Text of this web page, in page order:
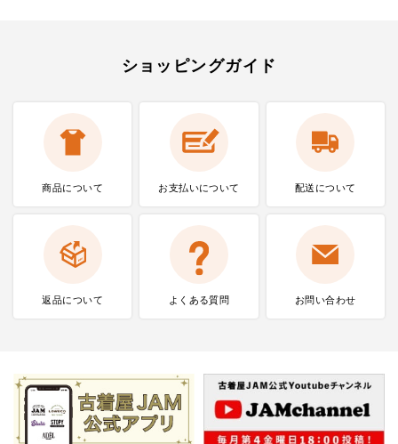
ショッピングガイド
商品について お支払いについて 配送について
返品について よくある質問 お問い合わせ